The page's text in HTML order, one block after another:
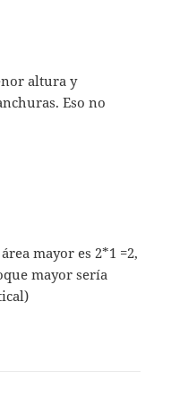
altura y
Eso no
mayor es 2*1 =2,
mayor sería